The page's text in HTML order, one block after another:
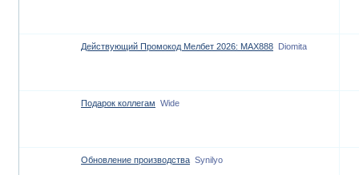
Действующий Промокод Мелбет 2026: MAX888 Diomita
Подарок коллегам Wide
Обновление производства Synilyo